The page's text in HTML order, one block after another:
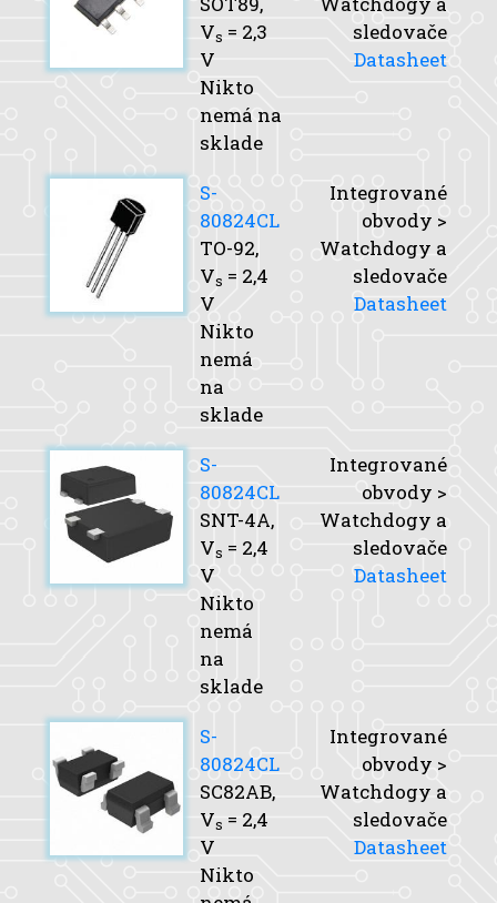
Vs = 2,3
V
Nikto
nemá na
sklade
sledovače
Datasheet
S-
80824CL
TO-92,
Vs = 2,4
V
Nikto
nemá
na
sklade
Integrované
obvody >
Watchdogy a
sledovače
Datasheet
S-
80824CL
SNT-4A,
Vs = 2,4
V
Nikto
nemá
na
sklade
Integrované
obvody >
Watchdogy a
sledovače
Datasheet
S-
80824CL
SC82AB,
Vs = 2,4
V
Nikto
Integrované
obvody >
Watchdogy a
sledovače
Datasheet